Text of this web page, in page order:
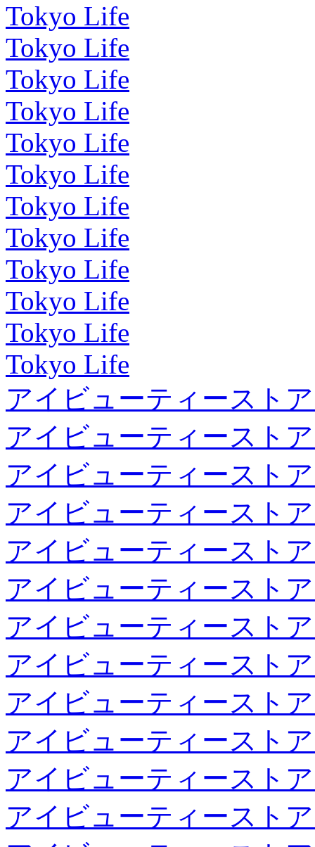
Tokyo Life
Tokyo Life
Tokyo Life
Tokyo Life
Tokyo Life
Tokyo Life
Tokyo Life
Tokyo Life
Tokyo Life
Tokyo Life
Tokyo Life
Tokyo Life
アイビューティースト
アイビューティースト
アイビューティースト
アイビューティースト
アイビューティースト
アイビューティースト
アイビューティースト
アイビューティースト
アイビューティースト
アイビューティースト
アイビューティースト
アイビューティースト